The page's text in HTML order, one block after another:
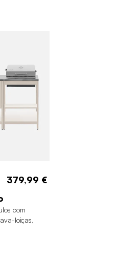
379,99 €
com
loiças,